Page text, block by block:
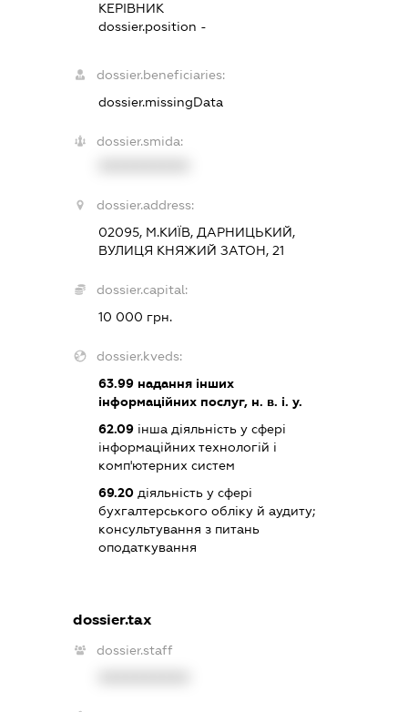
КЕРІВНИК
dossier.position -
dossier.beneficiaries:
dossier.missingData
dossier.smida:
dossier.address:
02095, М.КИЇВ, ДАРНИЦЬКИЙ,
ВУЛИЦЯ КНЯЖИЙ ЗАТОН, 21
dossier.capital:
10 000 грн.
dossier.kveds:
63.99 надання інших
інформаційних послуг, н. в. і. у.
62.09 інша діяльність у сфері
інформаційних технологій і
комп'ютерних систем
69.20 діяльність у сфері
бухгалтерського обліку й аудиту;
консультування з питань
оподаткування
dossier.tax
dossier.staff